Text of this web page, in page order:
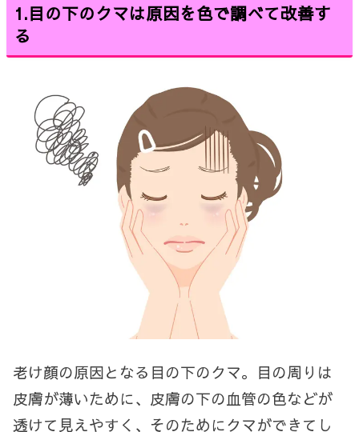
1.目の下のクマは原因を色で調べて改善す
る
老け顔の原因となる目の下のクマ。目の周りは
皮膚が薄いために、皮膚の下の血管の色などが
透けて見えやすく、そのためにクマができてし